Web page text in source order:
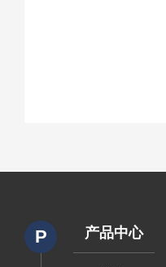
P 产品中心